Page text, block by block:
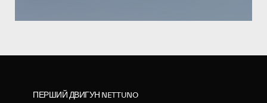
ПЕРШИЙ ДВИГУН NETTUNO